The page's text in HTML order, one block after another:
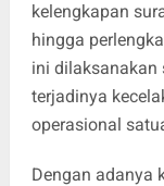
kelengkapan
hingga
ini dilaksanakan
terjadinya
operasional
Dengan adanya